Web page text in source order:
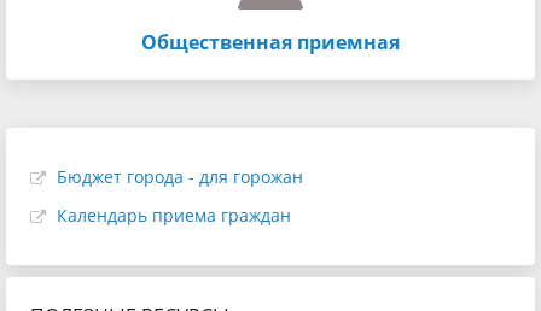
Общественная приемная
Бюджет города - для горожан
Календарь приема граждан